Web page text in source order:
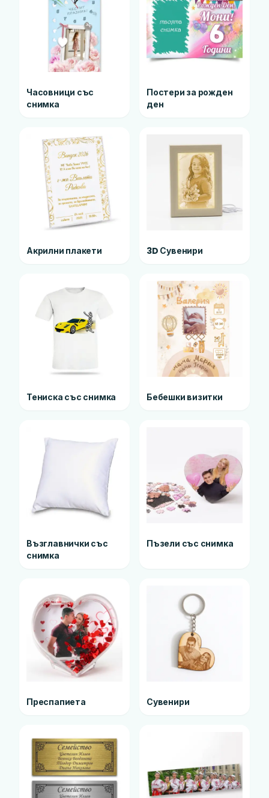
Часовници със
снимка
Постери за рожден
ден
Акрилни плакети 3D Сувенири
Тениска със снимка Бебешки визитки
Възглавнички със
снимка
Пъзели със снимка
Преспапиета Сувенири